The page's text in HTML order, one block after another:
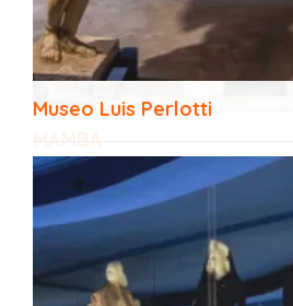
Museo Luis Perlotti